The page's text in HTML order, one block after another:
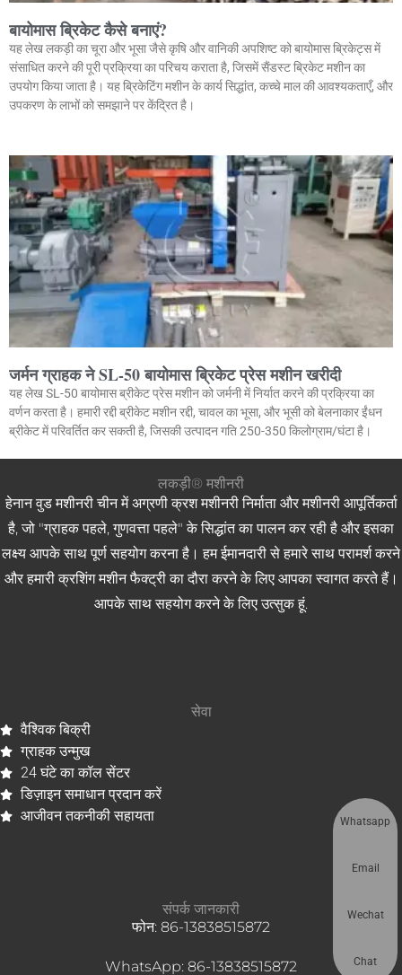
बायोमास ब्रिकेट कैसे बनाएं?
यह लेख लकड़ी का चूरा और भूसा जैसे कृषि और वानिकी अपशिष्ट को बायोमास ब्रिकेट्स में
संसाधित करने की पूरी प्रक्रिया का परिचय कराता है, जिसमें सैंडस्ट ब्रिकेट मशीन का
उपयोग किया जाता है। यह ब्रिकेटिंग मशीन के कार्य सिद्धांत, कच्चे माल की आवश्यकताएँ, और
उपकरण के लाभों को समझाने पर केंद्रित है।
जर्मन ग्राहक ने SL-50 बायोमास ब्रिकेट प्रेस मशीन खरीदी
यह लेख SL-50 बायोमास ब्रीकेट प्रेस मशीन को जर्मनी में निर्यात करने की प्रक्रिया का
वर्णन करता है। हमारी रद्दी ब्रीकेट मशीन रद्दी, चावल का भूसा, और भूसी को बेलनाकार ईंधन
ब्रीकेट में परिवर्तित कर सकती है, जिसकी उत्पादन गति 250-350 किलोग्राम/घंटा है।
लकड़ी® मशीनरी
हेनान वुड मशीनरी चीन में अग्रणी क्रश मशीनरी निर्माता और मशीनरी आपूर्तिकर्ता
है, जो "ग्राहक पहले, गुणवत्ता पहले" के सिद्धांत का पालन कर रही है और इसका
लक्ष्य आपके साथ पूर्ण सहयोग करना है। हम ईमानदारी से हमारे साथ परामर्श करने
और हमारी क्रशिंग मशीन फैक्ट्री का दौरा करने के लिए आपका स्वागत करते हैं।
आपके साथ सहयोग करने के लिए उत्सुक हूं.
सेवा
वैश्विक बिक्री
ग्राहक उन्मुख
24 घंटे का कॉल सेंटर
डिज़ाइन समाधान प्रदान करें
आजीवन तकनीकी सहायता
संपर्क जानकारी
फोन: 86-13838515872
WhatsApp: 86-13838515872
Whatsapp
Email
Wechat
Chat